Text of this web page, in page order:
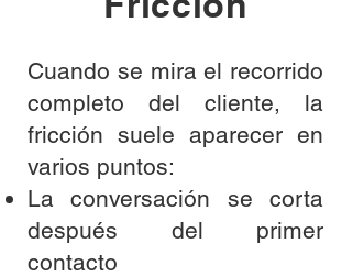
Cuando se mira el recorrido
completo del cliente, la
fricción suele aparecer en
varios puntos:
La conversación se corta
después del primer
contacto